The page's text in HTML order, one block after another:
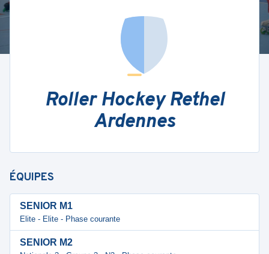
Roller Hockey Rethel
Ardennes
ÉQUIPES
SENIOR M1
Elite - Elite - Phase courante
SENIOR M2